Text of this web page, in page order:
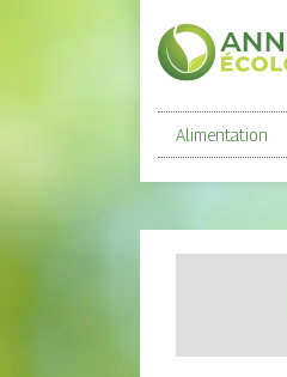
Alimentation